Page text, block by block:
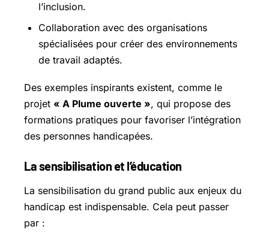
l’inclusion.
Collaboration avec des organisations
spécialisées pour créer des environnements
de travail adaptés.
Des exemples inspirants existent, comme le
projet « A Plume ouverte », qui propose des
formations pratiques pour favoriser l’intégration
des personnes handicapées.
La sensibilisation et l’éducation
La sensibilisation du grand public aux enjeux du
handicap est indispensable. Cela peut passer
par :